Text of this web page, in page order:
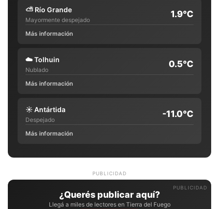
⛅ Río Grande
Mayormente despejado
1.9°C
Más información
☁️Tolhuin
Nublado
0.5°C
Más información
☀️ Antártida
Despejado
-11.0°C
Más información
PUBLICIDAD
¿Querés publicar aquí?
Llegá a miles de lectores en Tierra del Fuego